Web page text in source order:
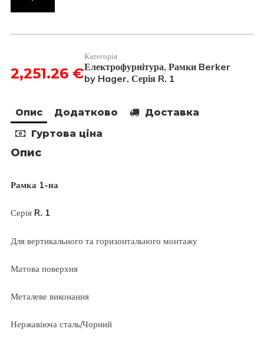
Нержавіюча
Чорний
2,251.26 €
Категорія
Електрофурнітура, Рамки Berker
by Hager, Серія R. 1
Опис Додатково
Доставка
Гуртова ціна
Опис
Рамка 1-на
СеріяR. 1
Для вертикального та горизонтального монтажу
Матова поверхня
Металеве виконання
Нержавіюча сталь/Чорний